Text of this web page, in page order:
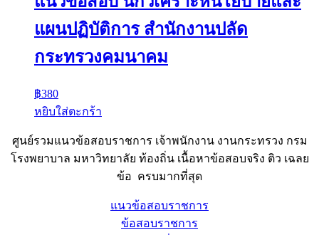
แผนปฏิบัติการ สำนักงานปลัด
กระทรวงคมนาคม
฿380
หยิบใส่ตะกร้า
ศูนย์รวมแนวข้อสอบราชการ เจ้าพนักงาน งานกระทรวง กรม
โรงพยาบาล มหาวิทยาลัย ท้องถิ่น เนื้อหาข้อสอบจริง ติว เฉลย
ข้อ ครบมากที่สุด
แนวข้อสอบราชการ
ข้อสอบราชการ